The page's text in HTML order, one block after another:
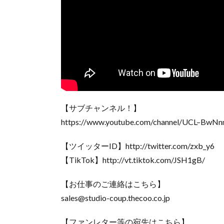
【サブチャンネル！】
https://www.youtube.com/channel/
【ツイッターID】http://twitter.com/zxb_y6
【TikTok】http://vt.tiktok.com/JSH1gB/
【お仕事のご連絡はこちら】
sales@studio-coup.thecoo.co.jp
【ファンレター等の宛先はこちら】